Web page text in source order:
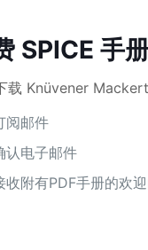
SPICE 手
载 Knüvener
阅邮件
认电子邮件
收附有PDF手册的欢